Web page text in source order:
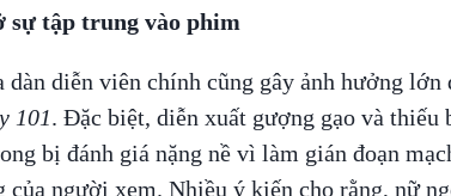
sự tập trung vào phim
dàn diễn viên chính cũng gây ảnh hưởng lớn
101. Đặc biệt, diễn xuất gượng gạo và thiếu
bị đánh giá nặng nề vì làm gián đoạn
của người xem. Nhiều ý kiến cho rằng, nữ